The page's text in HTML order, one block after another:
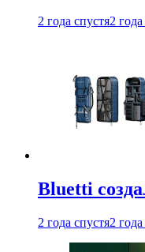
2 года спустя2
Bluetti
2 года спустя2